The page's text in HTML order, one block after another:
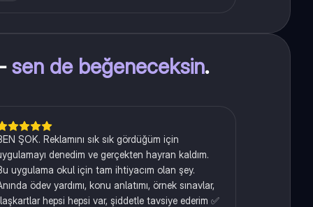
sen de beğeneceksin.
ŞOK. Reklamını sık sık gördüğüm için
denedim ve gerçekten hayran kaldım.
uygulama okul için tam ihtiyacım olan şey.
ödev yardımı, konu anlatımı, örnek sınavlar,
hepsi hepsi var, şiddetle tavsiye ederim ✅